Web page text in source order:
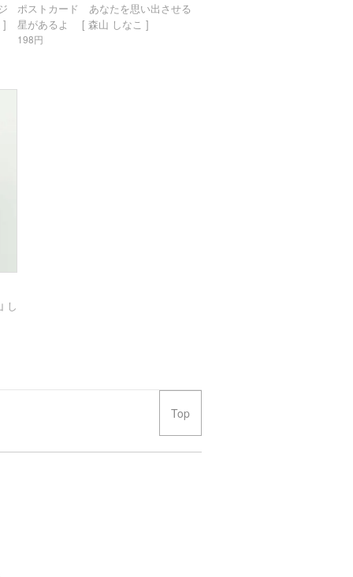
]
ポストカード あなたを思い出させる
星があるよ [ 森山 しなこ ]
198円
し
Top